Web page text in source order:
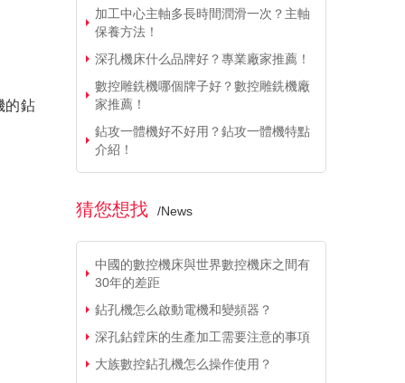
的鉆
加工中心主軸多長時間潤滑一次？主軸
保養方法！
深孔機床什么品牌好？專業廠家推薦！
數控雕銑機哪個牌子好？數控雕銑機廠
家推薦！
鉆攻一體機好不好用？鉆攻一體機特點
介紹！
猜您想找 /News
中國的數控機床與世界數控機床之間有
30年的差距
鉆孔機怎么啟動電機和變頻器？
深孔鉆鏜床的生產加工需要注意的事項
大族數控鉆孔機怎么操作使用？